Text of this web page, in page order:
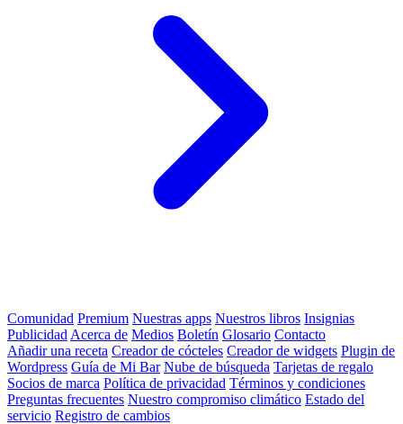
Comunidad Premium Nuestras apps Nuestros libros Insignias
Publicidad Acerca de Medios Boletín Glosario Contacto
Añadir una receta Creador de cócteles Creador de widgets Plugin de
Wordpress Guía de Mi Bar Nube de búsqueda Tarjetas de regalo
Socios de marca Política de privacidad Términos y condiciones
Preguntas frecuentes Nuestro compromiso climático Estado del
servicio Registro de cambios